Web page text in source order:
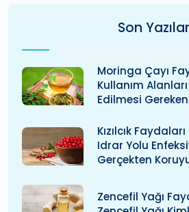
Son Yazılar
Moringa Çayı
Kullanım
Edilmesi
Kızılcık
Idrar Yolu
Gerçekten
Zencefil Yağı